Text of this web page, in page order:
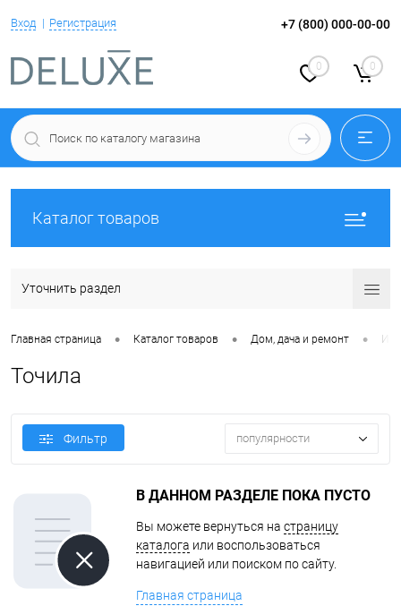
Вход Регистрация +7 (800) 000-00-00
0 0
Каталог товаров
Уточнить раздел
Главная страница • Каталог товаров • Дом, дача и ремонт •
Точила
Фильтр популярности
В ДАННОМ РАЗДЕЛЕ ПОКА ПУСТО
Вы можете вернуться на страницу
каталога или воспользоваться
навигацией или поиском по сайту.
Главная страница